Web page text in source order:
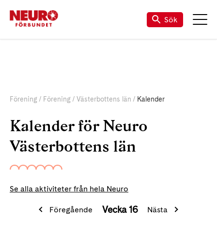
Sök
Förening Förening Västerbottens län Kalender
Kalender för Neuro
Västerbottens län
Se alla aktiviteter från hela Neuro
Föregående Vecka 16 Nästa